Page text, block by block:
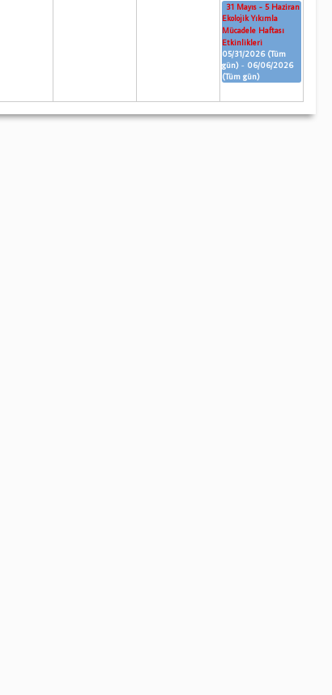
31 Mayıs - 5 Haziran
Ekolojik Yıkımla
Mücadele Haftası
Etkinlikleri
05/31/2026 (Tüm
gün) - 06/06/2026
(Tüm gün)